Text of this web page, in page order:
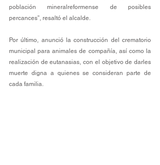
población mineralreformense de posibles
percances”, resaltó el alcalde.
Por último, anunció la construcción del crematorio
municipal para animales de compañía, así como la
realización de eutanasias, con el objetivo de darles
muerte digna a quienes se consideran parte de
cada familia.